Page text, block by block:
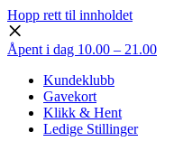
Hopp rett til innholdet
Åpent i dag 10.00 – 21.00
Kundeklubb
Gavekort
Klikk & Hent
Ledige Stillinger